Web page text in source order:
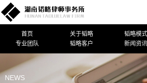
首页 关于韬略 韬略模式
专业团队
韬略客户 新闻资讯
NEWS